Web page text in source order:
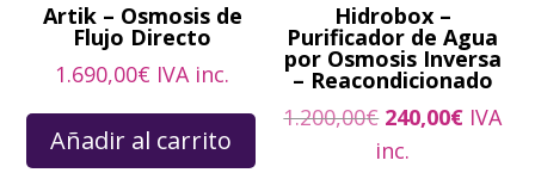
Artik – Osmosis de
Flujo Directo
1.690,00€ IVA inc.
Añadir al carrito
Hidrobox –
Purificador de Agua
por Osmosis Inversa
– Reacondicionado
1.200,00€ El
precio
240,00€ElIVA
inc.